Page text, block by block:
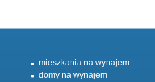
mieszkania na wynajem
domy na wynajem